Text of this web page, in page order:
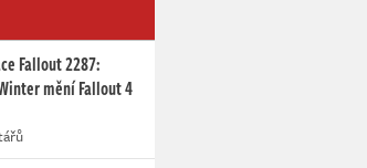
Fallout 2287:
mění Fallout 4